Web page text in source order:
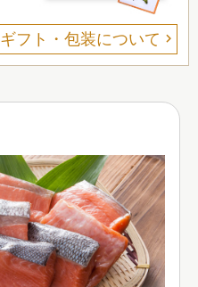
ギフト・包装について